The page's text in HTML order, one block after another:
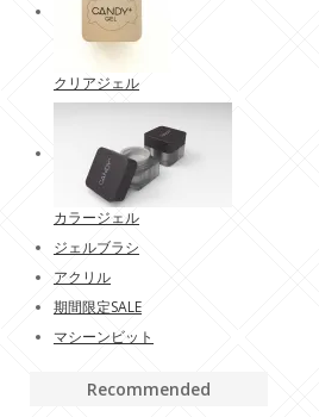
クリアジェル
カラージェル
ジェルブラシ
アクリル
期間限定SALE
マシーンビット
Recommended